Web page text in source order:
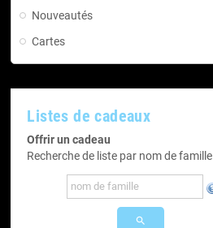
Nouveautés
Cartes
Listes de cadeaux
Offrir un cadeau
Recherche de liste par nom de famille
search